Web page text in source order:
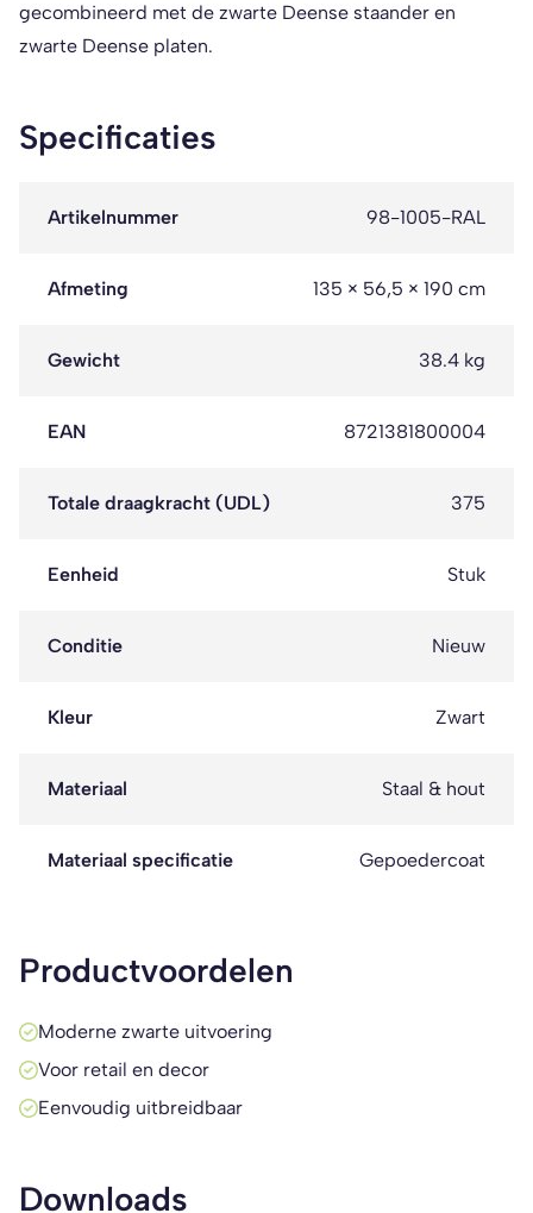
gecombineerd met de zwarte Deense staander en
zwarte Deense platen.
Specificaties
Artikelnummer 98-1005-RAL
Afmeting 135 × 56,5 × 190 cm
Gewicht 38.4 kg
EAN 8721381800004
Totale draagkracht (UDL) 375
Eenheid Stuk
Conditie Nieuw
Kleur Zwart
Materiaal Staal & hout
Materiaal specificatie Gepoedercoat
Productvoordelen
Moderne zwarte uitvoering
Voor retail en decor
Eenvoudig uitbreidbaar
Downloads